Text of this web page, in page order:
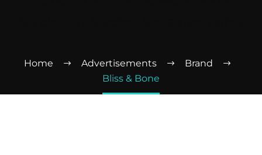
Home Advertisements
Brand
Bliss & Bone